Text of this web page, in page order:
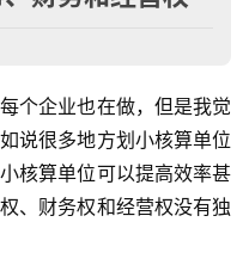
个企业也在做，但是我觉
说很多地方划小核算单位
核算单位可以提高效率甚
、财务权和经营权没有独